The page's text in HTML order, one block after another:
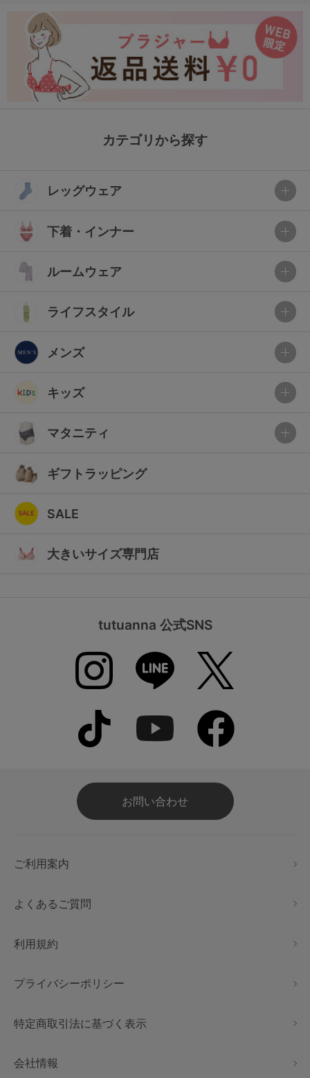
カテゴリから探す
レッグウェア
下着・インナー
ルームウェア
ライフスタイル
メンズ
キッズ
マタニティ
ギフトラッピング
SALE
大きいサイズ専門店
tutuanna 公式SNS
お問い合わせ
ご利用案内
よくあるご質問
利用規約
プライバシーポリシー
特定商取引法に基づく表示
会社情報